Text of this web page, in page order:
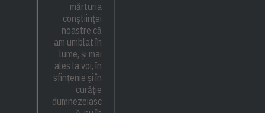
mărturia
conștiinței
noastre că
am umblat în
lume, și mai
ales la voi, în
sfințenie și în
curăție
dumnezeiasc